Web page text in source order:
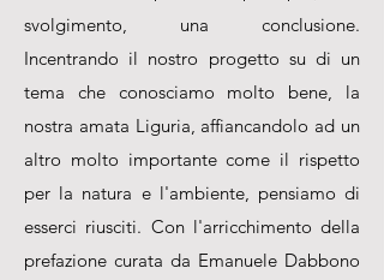
svolgimento, una conclusione.
Incentrando il nostro progetto su di un
tema che conosciamo molto bene, la
nostra amata Liguria, affiancandolo ad un
altro molto importante come il rispetto
per la natura e l'ambiente, pensiamo di
esserci riusciti. Con l'arricchimento della
prefazione curata da Emanuele Dabbono